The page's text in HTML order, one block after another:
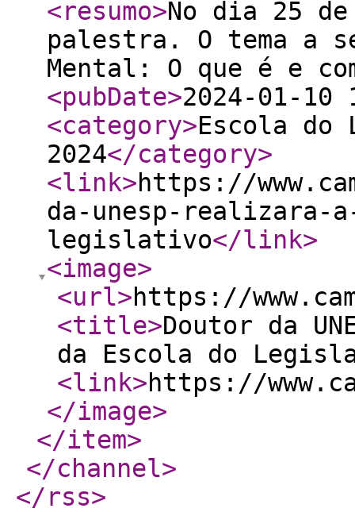
<resumo>No dia 25
palestra. O tema a
Mental: O que é e
<pubDate>2024-01-10
<category>Escola
2024</category>
<link>https://
da-unesp-realizara-
legislativo</link>
<image>
<url>https://
<title>Doutor da
da Escola do
<link>https://
</image>
</item>
</channel>
</rss>